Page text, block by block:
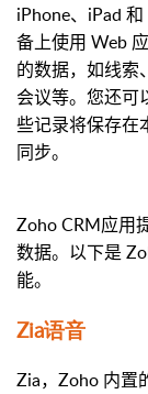
iPhone、iPad
备上使用 Web
的数据，如线索
会议等。您还可
些记录将保存在
同步。
Zoho CRM应用
数据。以下是
能。
Zia语音
Zia，Zoho 内置